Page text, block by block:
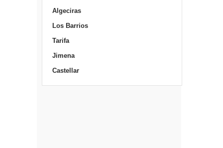
Algeciras
Los Barrios
Tarifa
Jimena
Castellar